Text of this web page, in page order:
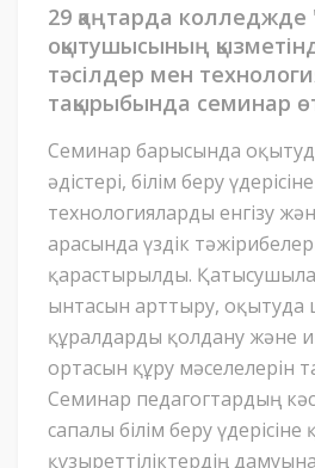
29 қаңтарда
оқытушысының
тәсілдер мен
тақырыбында семинар
Семинар барысында
әдістері, білім беру
технологияларды енгізу
арасында үздік
қарастырылды.
ынтасын арттыру, оқытуда
құралдарды қолдану және
ортасын құру мәселелерін
Семинар педагогтардың
сапалы білім беру
құзыреттіліктердің